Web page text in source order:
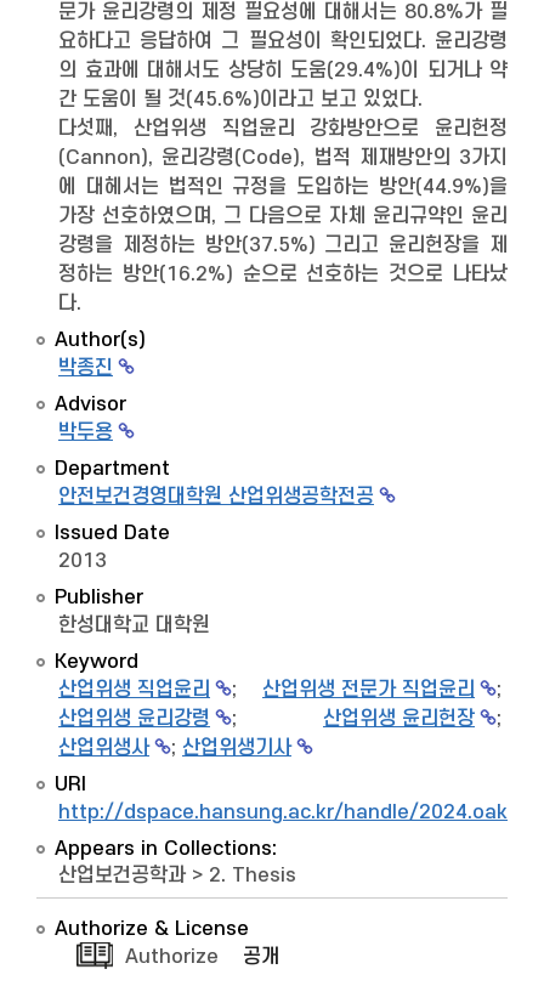
문가 윤리강령의 제정 필요성에 대해서는 80.8%가 필
요하다고 응답하여 그 필요성이 확인되었다. 윤리강령
의 효과에 대해서도 상당히 도움(29.4%)이 되거나 약
간 도움이 될 것(45.6%)이라고 보고 있었다.
다섯째, 산업위생 직업윤리 강화방안으로 윤리헌정
(Cannon), 윤리강령(Code), 법적 제재방안의 3가지
에 대헤서는 법적인 규정을 도입하는 방안(44.9%)을
가장 선호하였으며, 그 다음으로 자체 윤리규약인 윤리
강령을 제정하는 방안(37.5%) 그리고 윤리헌장을 제
정하는 방안(16.2%) 순으로 선호하는 것으로 나타났
다.
Author(s)
박종진
Advisor
박두용
Department
안전보건경영대학원 산업위생공학전공
Issued Date
2013
Publisher
한성대학교 대학원
Keyword
산업위생 직업윤리
; 산업위생 전문가 직업윤리
;
산업위생 윤리강령
; 산업위생 윤리헌장
;
산업위생사
; 산업위생기사
URI
http://dspace.hansung.ac.kr/handle/2024.oak/
Appears in Collections:
산업보건공학과 > 2. Thesis
Authorize & License
Authorize
공개